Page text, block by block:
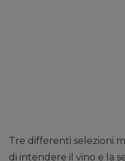
Tre differenti selezioni
di intendere il vino e la